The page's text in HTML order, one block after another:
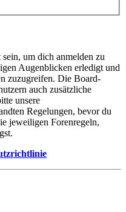
um dich anmelden zu
Augenblicken erledigt und
zuzugreifen. Die Board-
auch zusätzliche
unsere
Regelungen, bevor du
jeweiligen Forenregeln,